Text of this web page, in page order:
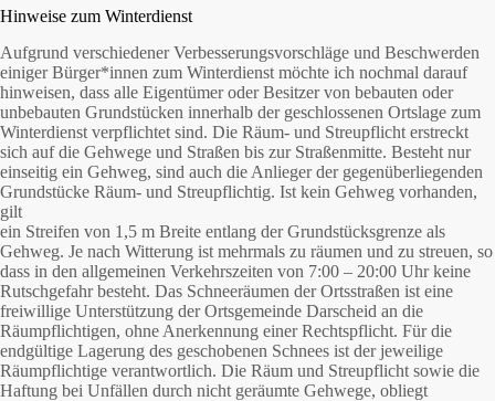
Hinweise zum Winterdienst
Aufgrund verschiedener Verbesserungsvorschläge und Beschwerden
einiger Bürger*innen zum Winterdienst möchte ich nochmal darauf
hinweisen, dass alle Eigentümer oder Besitzer von bebauten oder
unbebauten Grundstücken innerhalb der geschlossenen Ortslage zum
Winterdienst verpflichtet sind. Die Räum- und Streupflicht erstreckt
sich auf die Gehwege und Straßen bis zur Straßenmitte. Besteht nur
einseitig ein Gehweg, sind auch die Anlieger der gegenüberliegenden
Grundstücke Räum- und Streupflichtig. Ist kein Gehweg vorhanden,
gilt
ein Streifen von 1,5 m Breite entlang der Grundstücksgrenze als
Gehweg. Je nach Witterung ist mehrmals zu räumen und zu streuen, so
dass in den allgemeinen Verkehrszeiten von 7:00 – 20:00 Uhr keine
Rutschgefahr besteht. Das Schneeräumen der Ortsstraßen ist eine
freiwillige Unterstützung der Ortsgemeinde Darscheid an die
Räumpflichtigen, ohne Anerkennung einer Rechtspflicht. Für die
endgültige Lagerung des geschobenen Schnees ist der jeweilige
Räumpflichtige verantwortlich. Die Räum und Streupflicht sowie die
Haftung bei Unfällen durch nicht geräumte Gehwege, obliegt